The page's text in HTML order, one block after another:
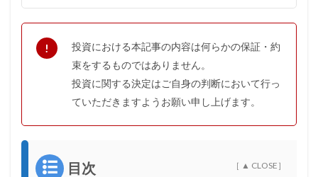
投資における本記事の内容は何らかの保証・約
束をするものではありません。
投資に関する決定はご自身の判断において行っ
ていただきますようお願い申し上げます。
目次